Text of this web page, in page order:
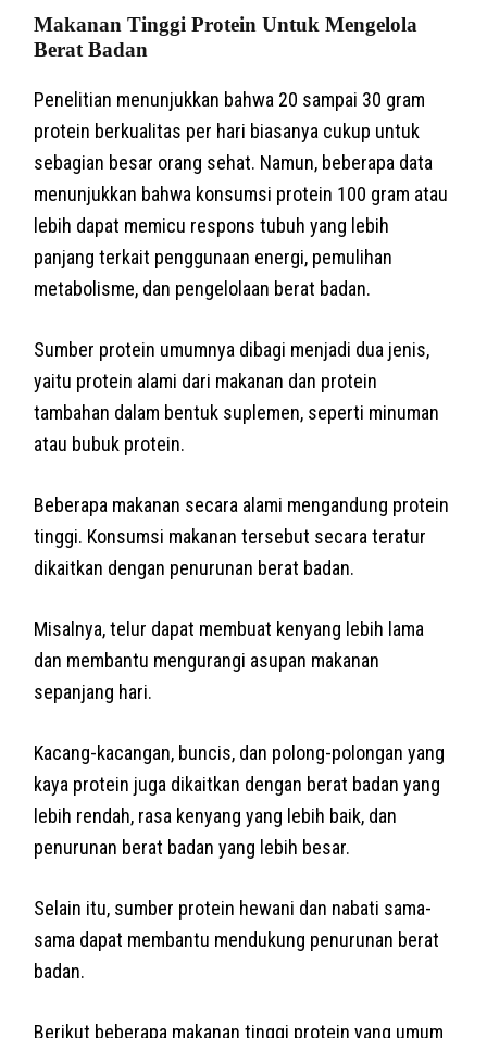
Makanan Tinggi Protein Untuk Mengelola
Berat Badan
Penelitian menunjukkan bahwa 20 sampai 30 gram
protein berkualitas per hari biasanya cukup untuk
sebagian besar orang sehat. Namun, beberapa data
menunjukkan bahwa konsumsi protein 100 gram atau
lebih dapat memicu respons tubuh yang lebih
panjang terkait penggunaan energi, pemulihan
metabolisme, dan pengelolaan berat badan.
Sumber protein umumnya dibagi menjadi dua jenis,
yaitu protein alami dari makanan dan protein
tambahan dalam bentuk suplemen, seperti minuman
atau bubuk protein.
Beberapa makanan secara alami mengandung protein
tinggi. Konsumsi makanan tersebut secara teratur
dikaitkan dengan penurunan berat badan.
Misalnya, telur dapat membuat kenyang lebih lama
dan membantu mengurangi asupan makanan
sepanjang hari.
Kacang-kacangan, buncis, dan polong-polongan yang
kaya protein juga dikaitkan dengan berat badan yang
lebih rendah, rasa kenyang yang lebih baik, dan
penurunan berat badan yang lebih besar.
Selain itu, sumber protein hewani dan nabati sama-
sama dapat membantu mendukung penurunan berat
badan.
Berikut beberapa makanan tinggi protein yang umum